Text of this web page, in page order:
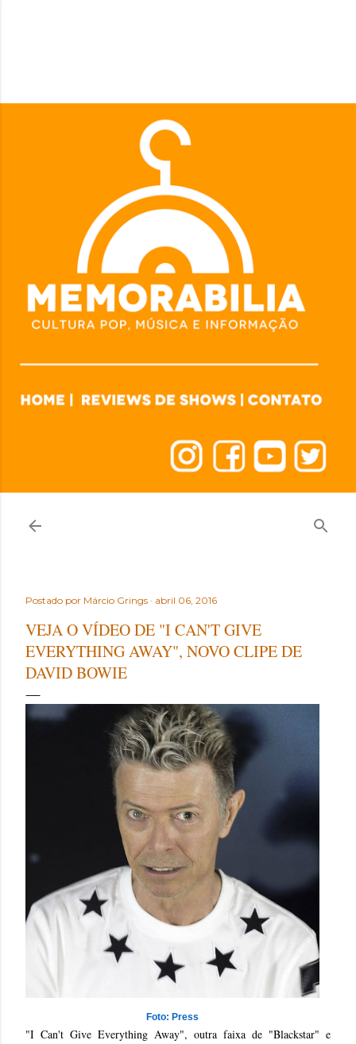
Postado por Márcio Grings abril 06, 2016
VEJA O VÍDEO DE "I CAN'T GIVE
EVERYTHING AWAY", NOVO CLIPE DE
DAVID BOWIE
Foto: Press
"I Can't Give Everything Away", outra faixa de "Blackstar" e